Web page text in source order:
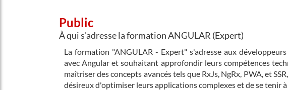
Public
À qui s'adresse la formation ANGULAR (Expert)
La formation "ANGULAR - Expert" s'adresse aux
avec Angular et souhaitant approfondir leurs compétences
maîtriser des concepts avancés tels que RxJs, NgRx, PWA, et
désireux d'optimiser leurs applications complexes et de se tenir